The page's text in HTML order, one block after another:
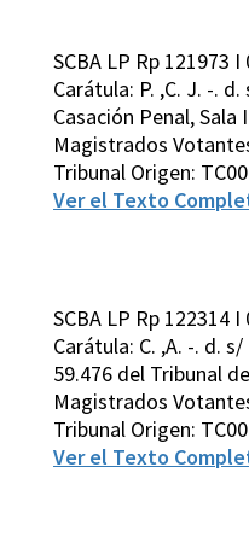
SCBA LP Rp 121973
Carátula: P. ,C. J. -.
Casación Penal, Sala I
Magistrados
Tribunal Origen:
Ver el Texto
SCBA LP Rp 122314
Carátula: C. ,A. -. d.
59.476 del Tribunal
Magistrados
Tribunal Origen:
Ver el Texto